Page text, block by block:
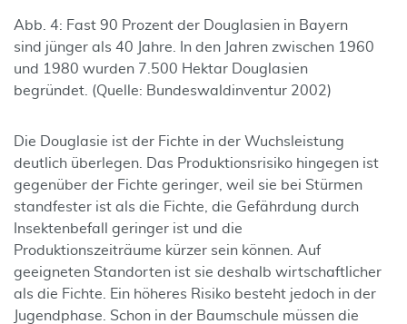
Abb. 4: Fast 90 Prozent der Douglasien in Bayern
sind jünger als 40 Jahre. In den Jahren zwischen 1960
und 1980 wurden 7.500 Hektar Douglasien
begründet. (Quelle: Bundeswaldinventur 2002)
Die Douglasie ist der Fichte in der Wuchsleistung
deutlich überlegen. Das Produktionsrisiko hingegen ist
gegenüber der Fichte geringer, weil sie bei Stürmen
standfester ist als die Fichte, die Gefährdung durch
Insektenbefall geringer ist und die
Produktionszeiträume kürzer sein können. Auf
geeigneten Standorten ist sie deshalb wirtschaftlicher
als die Fichte. Ein höheres Risiko besteht jedoch in der
Jugendphase. Schon in der Baumschule müssen die